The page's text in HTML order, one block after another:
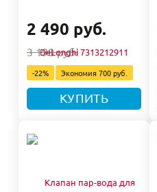
2 490 руб.
3 190 руб.
-22% Экономия700 руб.
КУПИТЬ